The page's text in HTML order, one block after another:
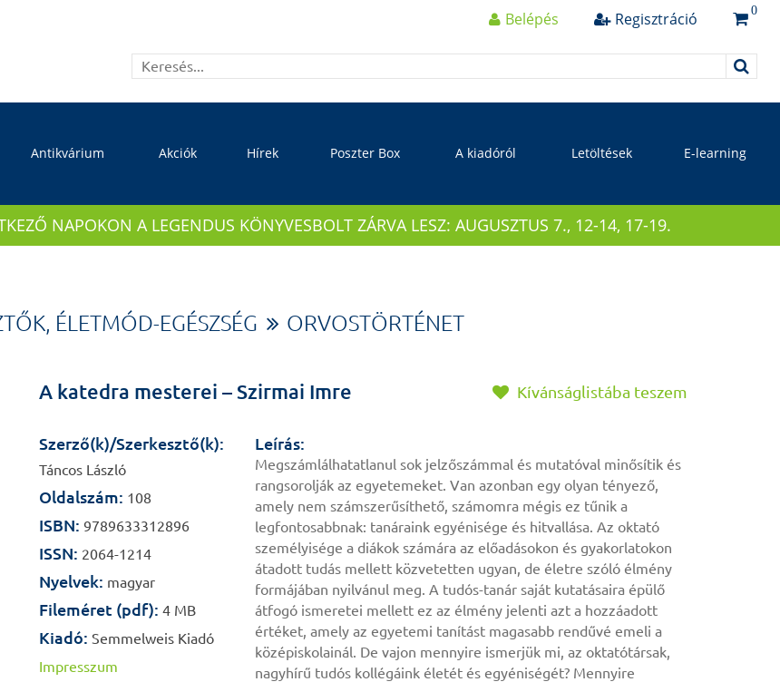
Belépés Regisztráció 0
Antikvárium Akciók Hírek Poszter Box A kiadóról Letöltések E-learning
NAPOKON A LEGENDUS KÖNYVESBOLT ZÁRVA LESZ: AUGUSZTUS 7., 12-14, 17-19.
ÉLETMÓD-EGÉSZSÉG ORVOSTÖRTÉNET
Kívánságlistába teszem
A katedra mesterei – Szirmai Imre
Szerző(k)/Szerkesztő(k):
Táncos László
Oldalszám: 108
ISBN: 9789633312896
ISSN: 2064-1214
Nyelvek: magyar
Fileméret (pdf): 4 MB
Kiadó: Semmelweis Kiadó
Impresszum
Leírás:
Megszámlálhatatlanul sok jelzőszámmal és mutatóval minősítik és
rangsorolják az egyetemeket. Van azonban egy olyan tényező,
amely nem számszerűsíthető, számomra mégis ez tűnik a
legfontosabbnak: tanáraink egyénisége és hitvallása. Az oktató
személyisége a diákok számára az előadásokon és gyakorlatokon
átadott tudás mellett közvetetten ugyan, de életre szóló élmény
formájában nyilvánul meg. A tudós-tanár saját kutatásaira épülő
átfogó ismeretei mellett ez az élmény jelenti azt a hozzáadott
értéket, amely az egyetemi tanítást magasabb rendűvé emeli a
középiskolainál. De vajon mennyire ismerjük mi, az oktatótársak,
nagyhírű tudós kollégáink életét és egyéniségét? Mennyire